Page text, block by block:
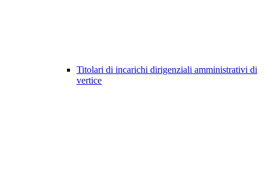
Titolari di incarichi dirigenziali amministrativi di
vertice